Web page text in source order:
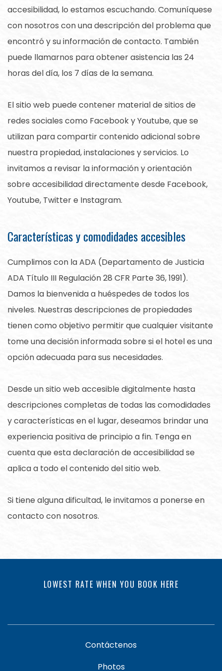
accesibilidad, lo estamos escuchando. Comuníquese
con nosotros con una descripción del problema que
encontró y su información de contacto. También
puede llamarnos para obtener asistencia las 24
horas del día, los 7 días de la semana.
El sitio web puede contener material de sitios de
redes sociales como Facebook y Youtube, que se
utilizan para compartir contenido adicional sobre
nuestra propiedad, instalaciones y servicios. Lo
invitamos a revisar la información y orientación
sobre accesibilidad directamente desde Facebook,
Youtube, Twitter e Instagram.
Características y comodidades accesibles
Cumplimos con la ADA (Departamento de Justicia
ADA Título III Regulación 28 CFR Parte 36, 1991).
Damos la bienvenida a huéspedes de todos los
niveles. Nuestras descripciones de propiedades
tienen como objetivo permitir que cualquier visitante
tome una decisión informada sobre si el hotel es una
opción adecuada para sus necesidades.
Desde un sitio web accesible digitalmente hasta
descripciones completas de todas las comodidades
y características en el lugar, deseamos brindar una
experiencia positiva de principio a fin. Tenga en
cuenta que esta declaración de accesibilidad se
aplica a todo el contenido del sitio web.
Si tiene alguna dificultad, le invitamos a ponerse en
contacto con nosotros.
LOWEST RATE WHEN YOU BOOK HERE
Contáctenos
Photos